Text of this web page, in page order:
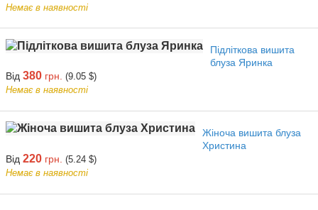
Немає в наявності
Підліткова вишита
блуза Яринка
Від 380 грн. (9.05 $)
Немає в наявності
Жіноча вишита блуза
Христина
Від 220 грн. (5.24 $)
Немає в наявності